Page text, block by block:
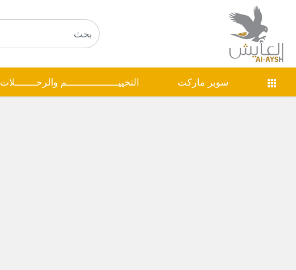
سوبر ماركت التخييـــــــــــــــــم والرحـــــــلات